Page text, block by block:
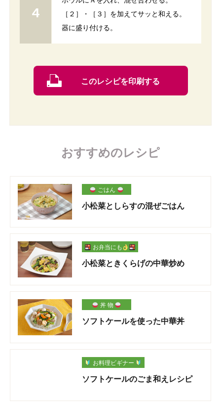
［２］・［３］を加えてサッと和える。
器に盛り付ける。
このレシピを印刷する
おすすめのレシピ
ごはん
小松菜としらすの混ぜごはん
お弁当にも
小松菜ときくらげの中華炒め
丼 物
ソフトケールを使った中華丼
お料理ビギナー
ソフトケールのごま和えレシピ